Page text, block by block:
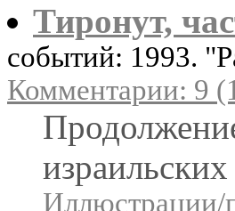
Тиронут,
событий: 1993.
Комментарии: 9
Иллюстрации/